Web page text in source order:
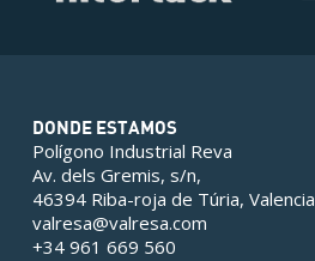
DONDE ESTAMOS
Polígono Industrial Reva
Av. dels Gremis, s/n,
46394 Riba-roja de Túria, Valencia
valresa@valresa.com
+34 961 669 560